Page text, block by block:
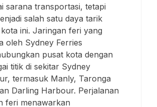
sarana transportasi, tetapi
salah satu daya tarik
ini. Jaringan feri yang
oleh Sydney Ferries
pusat kota dengan
titik di sekitar Sydney
termasuk Manly, Taronga
Darling Harbour. Perjalanan
feri menawarkan